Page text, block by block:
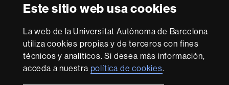
Este sitio web usa cookies
La web de la Universitat Autònoma de Barcelona
utiliza cookies propias y de terceros con fines
técnicos y analíticos. Si desea más información,
acceda a nuestra política de cookies.
web Aviso legal Protección de datos Sobre el
Accesibilidad web Mapa del web UAB
Somos una universidad líder que imparte una docencia
de calidad, diversificada, multidisciplinaria y flexible,
adecuada a las necesidades de la sociedad y adaptada a
los nuevos modelos de la Europa del conocimiento. La